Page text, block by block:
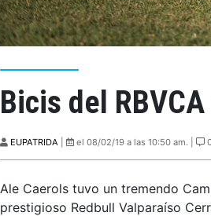
Bicis del
EUPATRIDA el 08/02/19 a las 10:50 am. |
Ale Caerols tuvo un tremendo
prestigioso Redbull Valparaíso